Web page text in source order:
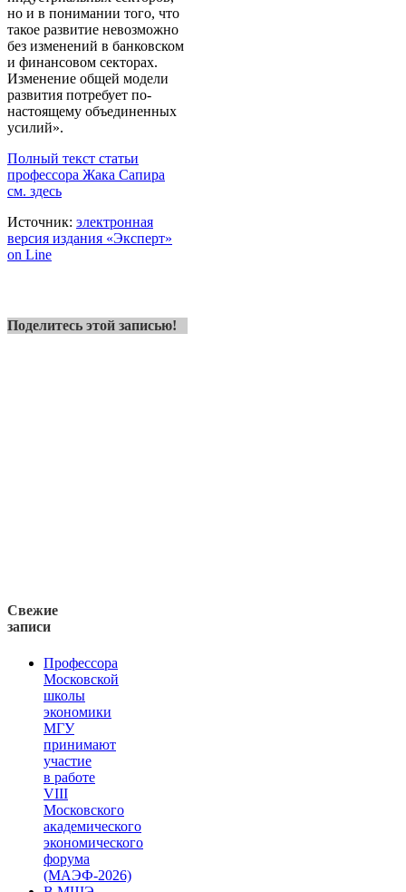
но и в понимании того, что
такое развитие невозможно
без изменений в банковском
и финансовом секторах.
Изменение общей модели
развития потребует по-
настоящему объединенных
усилий».
Полный текст статьи
профессора Жака Сапира
см. здесь
Источник: электронная
версия издания «Эксперт»
on Line
Поделитесь этой записью!
Свежие
записи
Профессора
Московской
школы
экономики
МГУ
принимают
участие
в работе
VIII
Московского
академического
экономического
форума
(МАЭФ-2026)